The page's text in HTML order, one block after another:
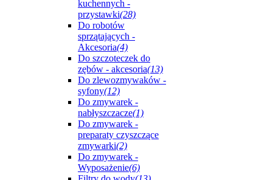
kuchennych -
przystawki(28)
Do robotów
sprzątających -
Akcesoria(4)
Do szczoteczek do
zębów - akcesoria(13)
Do zlewozmywaków -
syfony(12)
Do zmywarek -
nabłyszczacze(1)
Do zmywarek -
preparaty czyszczące
zmywarki(2)
Do zmywarek -
Wyposażenie(6)